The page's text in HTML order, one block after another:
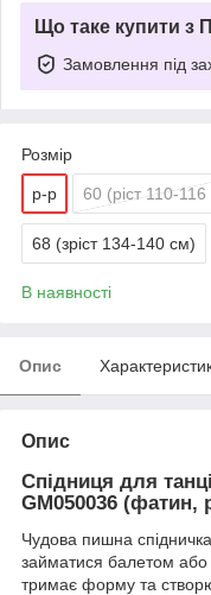
Що таке купити з
Замовлення під
Розмір
р-р 60 (ріст 110-
68 (зріст 134-140 см)
В наявності
Опис
Опис
Спідниця для
GM050036 (фатин,
Чудова пишна
займатися балетом
тримає форму та